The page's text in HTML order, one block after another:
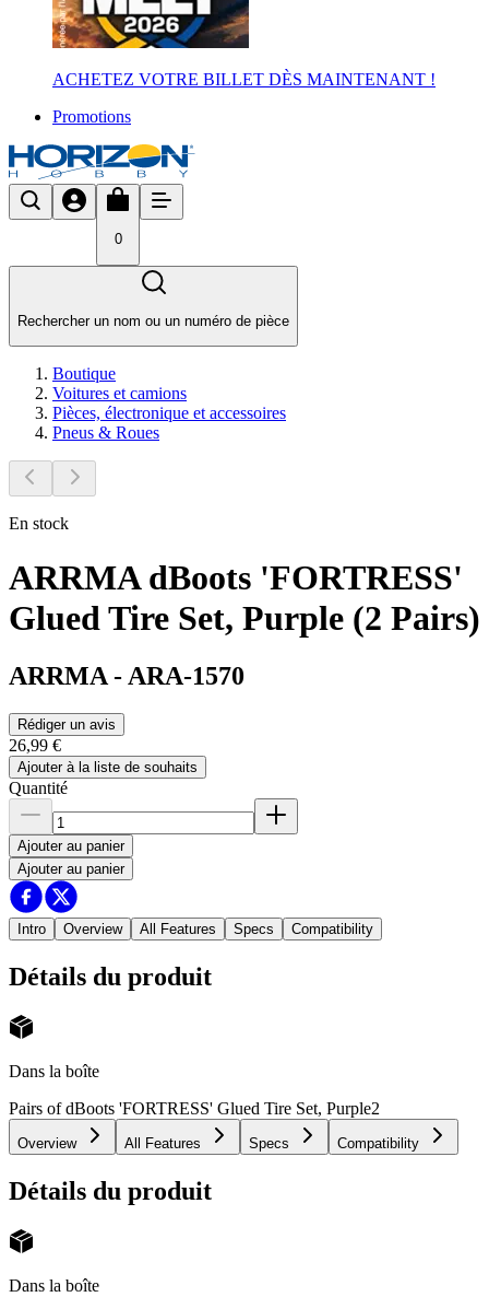
ACHETEZ VOTRE BILLET DÈS MAINTENANT !
Promotions
0
Rechercher un nom ou un numéro de pièce
Boutique
Voitures et camions
Pièces, électronique et accessoires
Pneus & Roues
En stock
ARRMA dBoots 'FORTRESS'
Glued Tire Set, Purple (2 Pairs)
ARRMA - ARA-1570
Rédiger un avis
26,99 €
Ajouter à la liste de souhaits
Quantité
Ajouter au panier
Ajouter au panier
Intro Overview All Features Specs Compatibility
Détails du produit
Dans la boîte
Pairs of dBoots 'FORTRESS' Glued Tire Set, Purple2
Overview All Features Specs Compatibility
Détails du produit
Dans la boîte